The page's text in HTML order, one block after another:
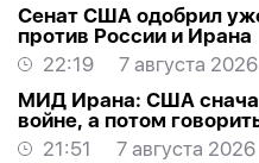
Сенат США одобрил
против России и Ирана
22:19
7 августа 2026
МИД Ирана: США
войне, а потом
21:51
7 августа 2026